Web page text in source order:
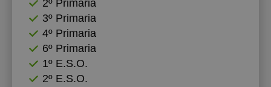
2º Primaria
3º Primaria
4º Primaria
6º Primaria
1º E.S.O.
2º E.S.O.